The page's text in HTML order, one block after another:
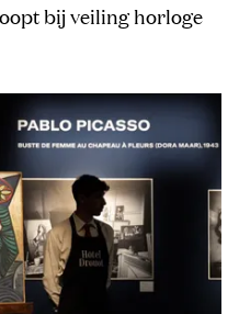
bij veiling horloge